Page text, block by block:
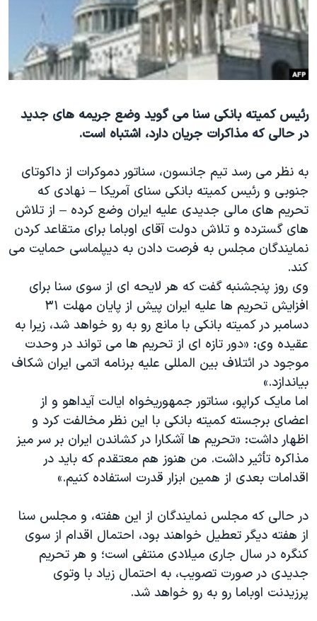
فرهنگ و زندگی
حقوق شهروندی
اقتصادی
اسرائیل در جنگ
گالری عکس
آرشیو پخش زنده
مستندها
انتخابات ریاست جمهوری آمریکا ۲۰۲۴
حمله جمهوری اسلامی به اسرائیل
ورزش زنان در ایران
اعتراضات زن، زندگی، آزادی
مجموعه مستندهای دادخواهی
تریبونال مردمی آبان ۹۸
دادگاه حمید نوری
چهل سال گروگان‌گیری
قانون شفافیت دارائی کادر رهبری ایران
اعتراضات مردمی آبان ۹۸
اسرائیل در جنگ
نرگس محمدی برنده جایزه نوبل صلح
همایش محافظه‌کاران آمریکا «سی‌پک»
صفحه‌های ویژه
سفر پرزیدنت ترامپ به چین
دنبال کنید
زبانهای مختلف
رئیس کمیته بانکی سنا می گوید وضع جریمه های جدید
در حالی که مذاکرات جریان دارد، اشتباه است.
به نظر می رسد تیم جانسون، سناتور دموکرات از داکوتای
جنوبی و رئیس کمیته بانکی سنای آمریکا – نهادی که
تحریم های مالی جدیدی علیه ایران وضع کرده – از تلاش
های گسترده و تلاش دولت آقای اوباما برای متقاعد کردن
نمایندگان مجلس به فرصت دادن به دیپلماسی حمایت می
کند.
وی روز پنجشنبه گفت که هر لایحه ای از سوی سنا برای
افزایش تحریم ها علیه ایران پیش از پایان مهلت ۳۱
دسامبر در کمیته بانکی با مانع رو به رو خواهد شد، زیرا به
عقیده وی: «دور تازه ای از تحریم ها می تواند در وحدت
موجود در ائتلاف بین المللی علیه برنامه اتمی ایران شکاف
بیاندازد.»
اما مایک کراپو، سناتور جمهوریخواه ایالت آیداهو و از
اعضای برجسته کمیته بانکی با این نظر مخالفت کرد و
اظهار داشت: «تحریم ها آشکارا در کشاندن ایران بر سر میز
مذاکره تأثیر داشت. من هنوز هم معتقدم که باید در
اقدامات بعدی از همین ابزار قدرت استفاده کنیم.»
در حالی که مجلس نمایندگان از این هفته، و مجلس سنا
از هفته دیگر تعطیل خواهند بود، احتمال اقدام از سوی
کنگره در سال جاری میلادی منتفی است؛ و هر تحریم
جدیدی در صورت تصویب، به احتمال زیاد با وتوی
پرزیدنت اوباما رو به رو خواهد شد.